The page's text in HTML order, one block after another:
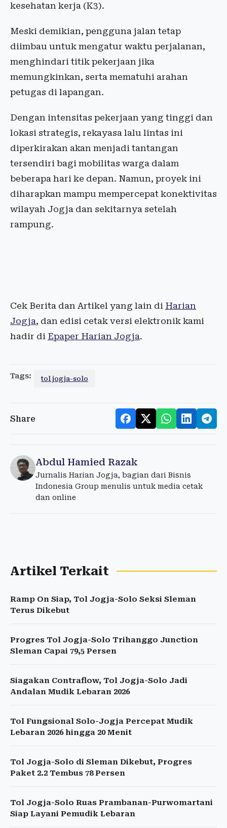
kesehatan kerja (K3).
Meski demikian, pengguna jalan tetap
diimbau untuk mengatur waktu perjalanan,
menghindari titik pekerjaan jika
memungkinkan, serta mematuhi arahan
petugas di lapangan.
Dengan intensitas pekerjaan yang tinggi dan
lokasi strategis, rekayasa lalu lintas ini
diperkirakan akan menjadi tantangan
tersendiri bagi mobilitas warga dalam
beberapa hari ke depan. Namun, proyek ini
diharapkan mampu mempercepat konektivitas
wilayah Jogja dan sekitarnya setelah
rampung.
Cek Berita dan Artikel yang lain di Harian
Jogja, dan edisi cetak versi elektronik kami
hadir di Epaper Harian Jogja.
Tags: tol jogja-solo
Share
Abdul Hamied Razak
Jurnalis Harian Jogja, bagian dari Bisnis
Indonesia Group menulis untuk media cetak
dan online
Artikel Terkait
Ramp On Siap, Tol Jogja-Solo Seksi Sleman
Terus Dikebut
Progres Tol Jogja-Solo Trihanggo Junction
Sleman Capai 79,5 Persen
Siagakan Contraflow, Tol Jogja-Solo Jadi
Andalan Mudik Lebaran 2026
Tol Fungsional Solo-Jogja Percepat Mudik
Lebaran 2026 hingga 20 Menit
Tol Jogja-Solo di Sleman Dikebut, Progres
Paket 2.2 Tembus 78 Persen
Tol Jogja-Solo Ruas Prambanan-Purwomartani
Siap Layani Pemudik Lebaran